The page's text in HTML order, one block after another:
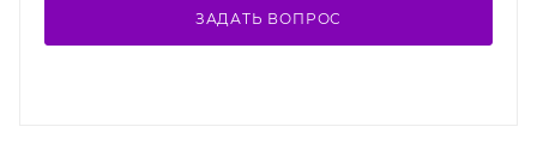
ЗАДАТЬ ВОПРОС